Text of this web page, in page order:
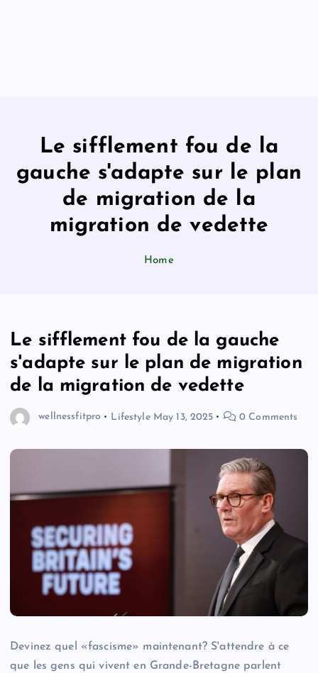
Le sifflement fou de la
gauche s'adapte sur le plan
de migration de la
migration de vedette
Home
Le sifflement fou de la gauche
s'adapte sur le plan de migration
de la migration de vedette
wellnessfitpro Lifestyle May 13, 2025 0 Comments
Devinez quel «fascisme» maintenant? S'attendre à ce
que les gens qui vivent en Grande-Bretagne parlent